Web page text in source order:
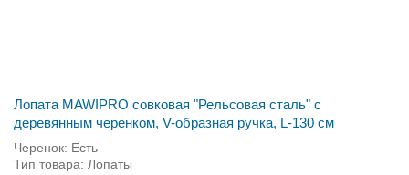
Лопата MAWIPRO совковая "Рельсовая сталь" с
деревянным черенком, V-образная ручка, L-130 см
Черенок: Есть
Тип товара: Лопаты